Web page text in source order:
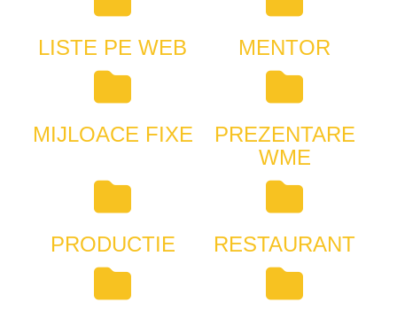
LISTE PE WEB MENTOR
MIJLOACE FIXE
PREZENTARE
WME
PRODUCTIE RESTAURANT